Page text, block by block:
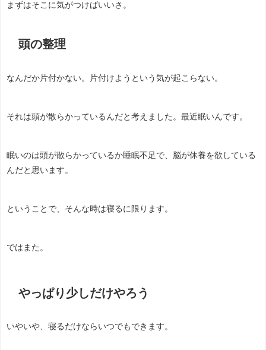
まずはそこに気がつけばいいさ。
頭の整理
なんだか片付かない。片付けようという気が起こらない。
それは頭が散らかっているんだと考えました。最近眠いんです。
眠いのは頭が散らかっているか睡眠不足で、脳が休養を欲している
んだと思います。
ということで、そんな時は寝るに限ります。
ではまた。
やっぱり少しだけやろう
いやいや、寝るだけならいつでもできます。